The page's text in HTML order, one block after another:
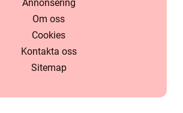
Annonsering
Om oss
Cookies
Kontakta oss
Sitemap